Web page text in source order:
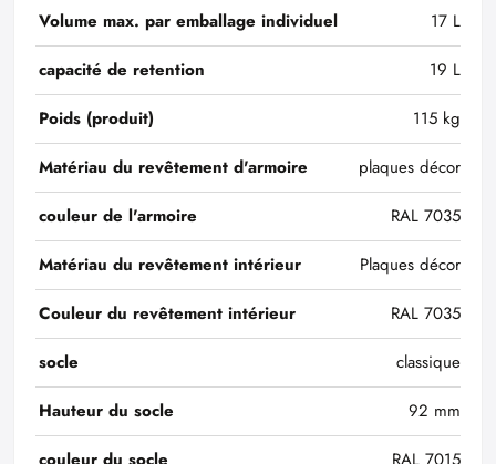
Volume max. par emballage individuel
17 L
capacité de retention
19 L
Poids (produit)
115 kg
Matériau du revêtement d'armoire
plaques décor
couleur de l'armoire
RAL 7035
Matériau du revêtement intérieur
Plaques décor
Couleur du revêtement intérieur
RAL 7035
socle
classique
Hauteur du socle
92 mm